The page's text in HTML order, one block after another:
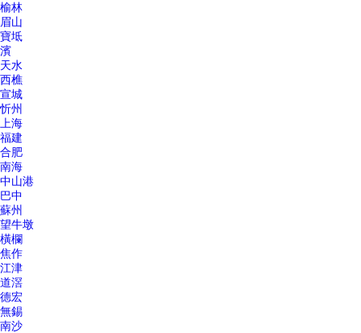
榆林
眉山
寶坻
濱
天水
西樵
宣城
忻州
上海
福建
合肥
南海
中山港
巴中
蘇州
望牛墩
橫欄
焦作
江津
道滘
德宏
無錫
南沙